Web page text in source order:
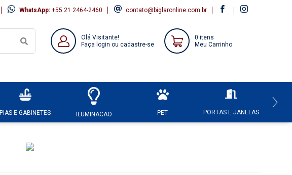
WhatsApp: +55 21 2464-2460 contato@biglaronline.com.br
Olá Visitante!
Faça login ou cadastre-se
0 itens
Meu Carrinho
PIAS E GABINETES ILUMINACAO PET PORTAS E JANELAS